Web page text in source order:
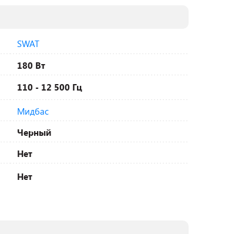
SWAT
180 Вт
110 - 12 500 Гц
Мидбас
Черный
Нет
Нет